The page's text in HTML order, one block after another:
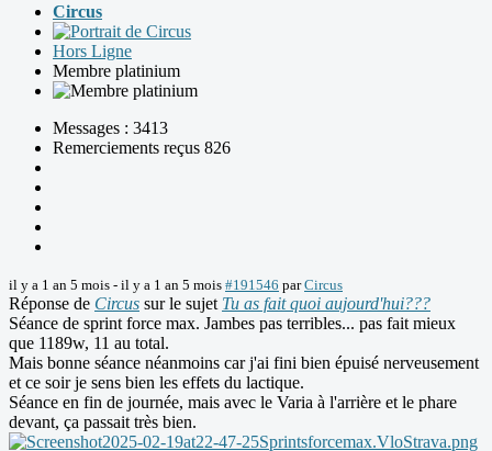
Circus
Hors Ligne
Membre platinium
Messages : 3413
Remerciements reçus 826
il y a 1 an 5 mois - il y a 1 an 5 mois #191546 parCircus
Réponse de Circus sur le sujet Tu as fait quoi aujourd'hui???
Séance de sprint force max. Jambes pas terribles... pas fait mieux
que 1189w, 11 au total.
Mais bonne séance néanmoins car j'ai fini bien épuisé nerveusement
et ce soir je sens bien les effets du lactique.
Séance en fin de journée, mais avec le Varia à l'arrière et le phare
devant, ça passait très bien.